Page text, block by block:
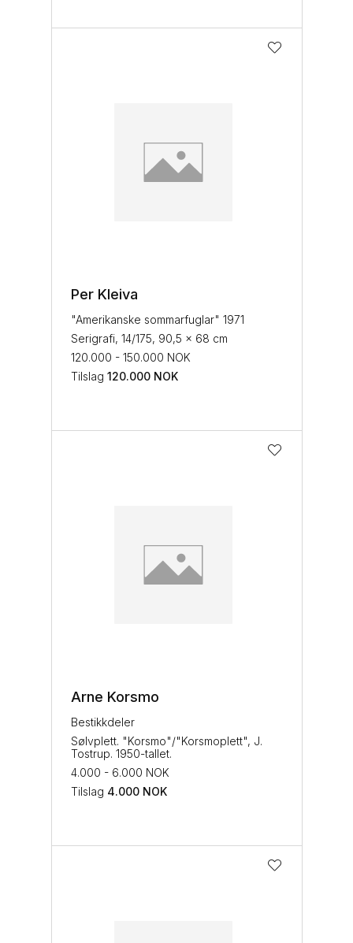
Per Kleiva
"Amerikanske sommarfuglar" 1971
Serigrafi, 14/175, 90,5 x 68 cm
120.000 - 150.000 NOK
Tilslag 120.000 NOK
Arne Korsmo
Bestikkdeler
Sølvplett. "Korsmo"/"Korsmoplett", J.
Tostrup. 1950-tallet.
4.000 - 6.000 NOK
Tilslag 4.000 NOK